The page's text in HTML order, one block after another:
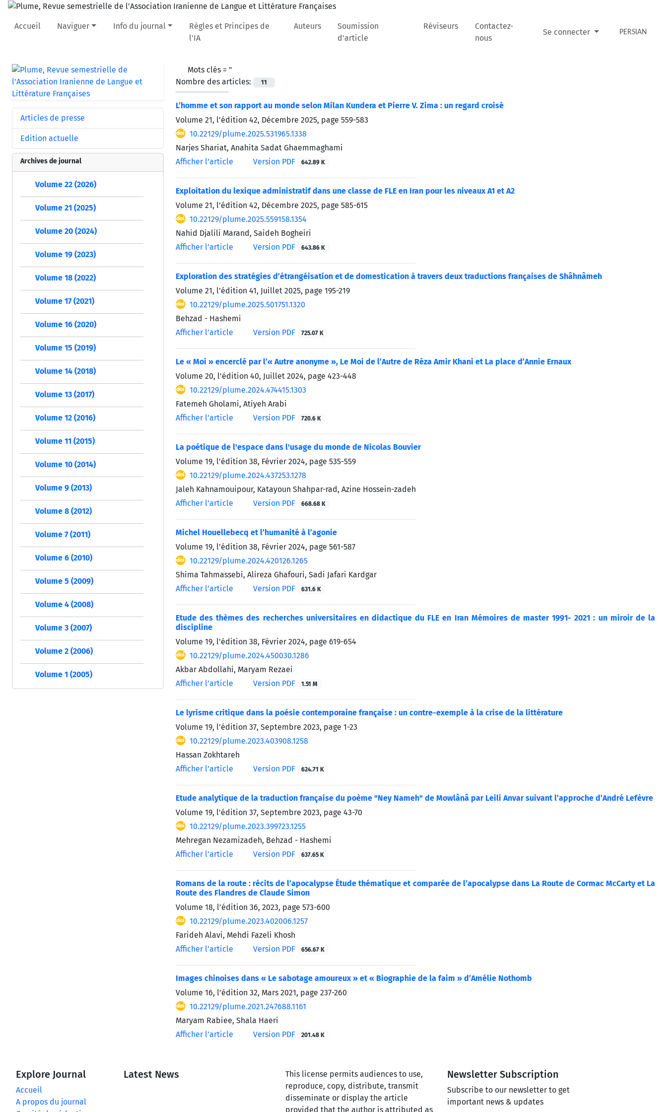
Accueil Naviguer Info du journal
Règles et Principes de
l'IA
Auteurs
Soumission
d'article
Réviseurs
Contactez-
nous
Se connecter PERSIAN
Mots clés = "
Nombre des articles:
11
L’homme et son rapport au monde selon Milan Kundera et Pierre V. Zima : un regard croisé
Volume 21, l’édition 42, Décembre 2025, page 559-583
10.22129/plume.2025.531965.1338
Narjes Shariat, Anahita Sadat Ghaemmaghami
Afficher l’article
Version PDF 642.89 K
Exploitation du lexique administratif dans une classe de FLE en Iran pour les niveaux A1 et A2
Volume 21, l’édition 42, Décembre 2025, page 585-615
10.22129/plume.2025.559158.1354
Nahid Djalili Marand, Saideh Bogheiri
Afficher l’article
Version PDF 643.86 K
Exploration des stratégies d’étrangéisation et de domestication à travers deux traductions françaises de Shâhnâmeh
Volume 21, l’édition 41, Juillet 2025, page 195-219
10.22129/plume.2025.501751.1320
Behzad - Hashemi
Afficher l’article
Version PDF 725.07 K
Le « Moi » encerclé par l’« Autre anonyme », Le Moi de l’Autre de Réza Amir Khani et La place d’Annie Ernaux
Volume 20, l’édition 40, Juillet 2024, page 423-448
10.22129/plume.2024.474415.1303
Fatemeh Gholami, Atiyeh Arabi
Afficher l’article
Version PDF 720.6 K
La poétique de l'espace dans l'usage du monde de Nicolas Bouvier
Volume 19, l’édition 38, Février 2024, page 535-559
10.22129/plume.2024.437253.1278
Jaleh Kahnamouipour, Katayoun Shahpar-rad, Azine Hossein-zadeh
Afficher l’article
Version PDF 668.68 K
Michel Houellebecq et l’humanité à l’agonie
Volume 19, l’édition 38, Février 2024, page 561-587
10.22129/plume.2024.420126.1265
Shima Tahmassebi, Alireza Ghafouri, Sadi Jafari Kardgar
Afficher l’article
Version PDF 631.6 K
Etude des thèmes des recherches universitaires en didactique du FLE en Iran Mémoires de master 1991- 2021 : un miroir de la
discipline
Volume 19, l’édition 38, Février 2024, page 619-654
10.22129/plume.2024.450030.1286
Akbar Abdollahi, Maryam Rezaei
Afficher l’article
Version PDF 1.51 M
Le lyrisme critique dans la poésie contemporaine française : un contre-exemple à la crise de la littérature
Volume 19, l’édition 37, Septembre 2023, page 1-23
10.22129/plume.2023.403908.1258
Hassan Zokhtareh
Afficher l’article
Version PDF 624.71 K
Etude analytique de la traduction française du poème "Ney Nameh" de Mowlânâ par Leili Anvar suivant l’approche d’André Lefèvre
Volume 19, l’édition 37, Septembre 2023, page 43-70
10.22129/plume.2023.399723.1255
Mehregan Nezamizadeh, Behzad - Hashemi
Afficher l’article
Version PDF 637.65 K
Romans de la route : récits de l’apocalypse Étude thématique et comparée de l’apocalypse dans La Route de Cormac McCarty et La
Route des Flandres de Claude Simon
Volume 18, l’édition 36, 2023, page 573-600
10.22129/plume.2023.402006.1257
Farideh Alavi, Mehdi Fazeli Khosh
Afficher l’article
Version PDF 656.67 K
Images chinoises dans « Le sabotage amoureux » et « Biographie de la faim » dʼAmélie Nothomb
Volume 16, l’édition 32, Mars 2021, page 237-260
10.22129/plume.2021.247688.1161
Maryam Rabiee, Shala Haeri
Afficher l’article
Version PDF 201.48 K
Articles de presse
Edition actuelle
Archives de journal
Volume 22 (2026)
Volume 21 (2025)
Volume 20 (2024)
Volume 19 (2023)
Volume 18 (2022)
Volume 17 (2021)
Volume 16 (2020)
Volume 15 (2019)
Volume 14 (2018)
Volume 13 (2017)
Volume 12 (2016)
Volume 11 (2015)
Volume 10 (2014)
Volume 9 (2013)
Volume 8 (2012)
Volume 7 (2011)
Volume 6 (2010)
Volume 5 (2009)
Volume 4 (2008)
Volume 3 (2007)
Volume 2 (2006)
Volume 1 (2005)
Explore Journal
Accueil
A propos du journal
Latest News
This license permits audiences to use,
reproduce, copy, distribute, transmit
disseminate or display the article
provided that the author is attributed as
Newsletter Subscription
Subscribe to our newsletter to get
important news & updates